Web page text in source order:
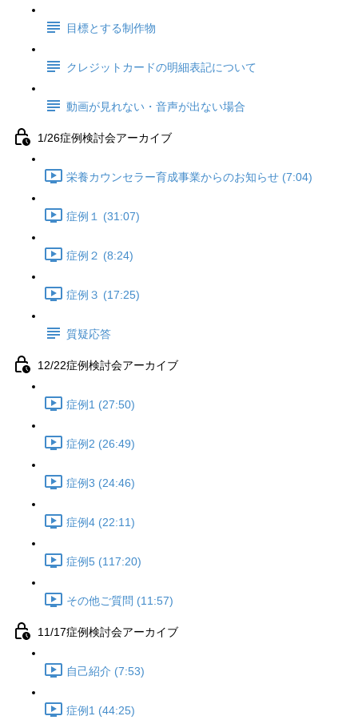
目標とする制作物
クレジットカードの明細表記について
動画が見れない・音声が出ない場合
1/26症例検討会アーカイブ
栄養カウンセラー育成事業からのお知らせ (7:04)
症例１ (31:07)
症例２ (8:24)
症例３ (17:25)
質疑応答
12/22症例検討会アーカイブ
症例1 (27:50)
症例2 (26:49)
症例3 (24:46)
症例4 (22:11)
症例5 (117:20)
その他ご質問 (11:57)
11/17症例検討会アーカイブ
自己紹介 (7:53)
症例1 (44:25)